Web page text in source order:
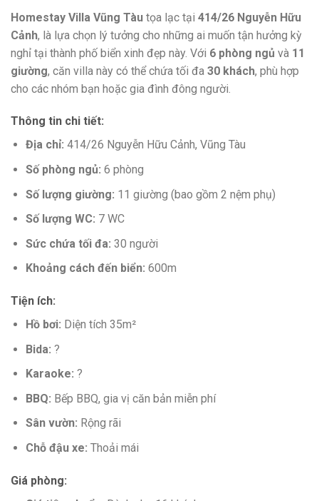
Homestay Villa Vũng Tàu tọa lạc tại 414/26 Nguyễn Hữu
Cảnh, là lựa chọn lý tưởng cho những ai muốn tận hưởng kỳ
nghỉ tại thành phố biển xinh đẹp này. Với 6 phòng ngủ và 11
giường, căn villa này có thể chứa tối đa 30 khách, phù hợp
cho các nhóm bạn hoặc gia đình đông người.
Thông tin chi tiết:
Địa chỉ: 414/26 Nguyễn Hữu Cảnh, Vũng Tàu
Số phòng ngủ: 6 phòng
Số lượng giường: 11 giường (bao gồm 2 nệm phụ)
Số lượng WC: 7 WC
Sức chứa tối đa: 30 người
Khoảng cách đến biển: 600m
Tiện ích:
Hồ bơi: Diện tích 35m²
Bida: ?️
Karaoke: ?️
BBQ: Bếp BBQ, gia vị căn bản miễn phí
Sân vườn: Rộng rãi
Chỗ đậu xe: Thoải mái
Giá phòng: